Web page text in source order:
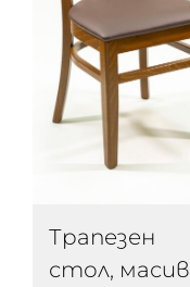
Трапезен
стол, масив